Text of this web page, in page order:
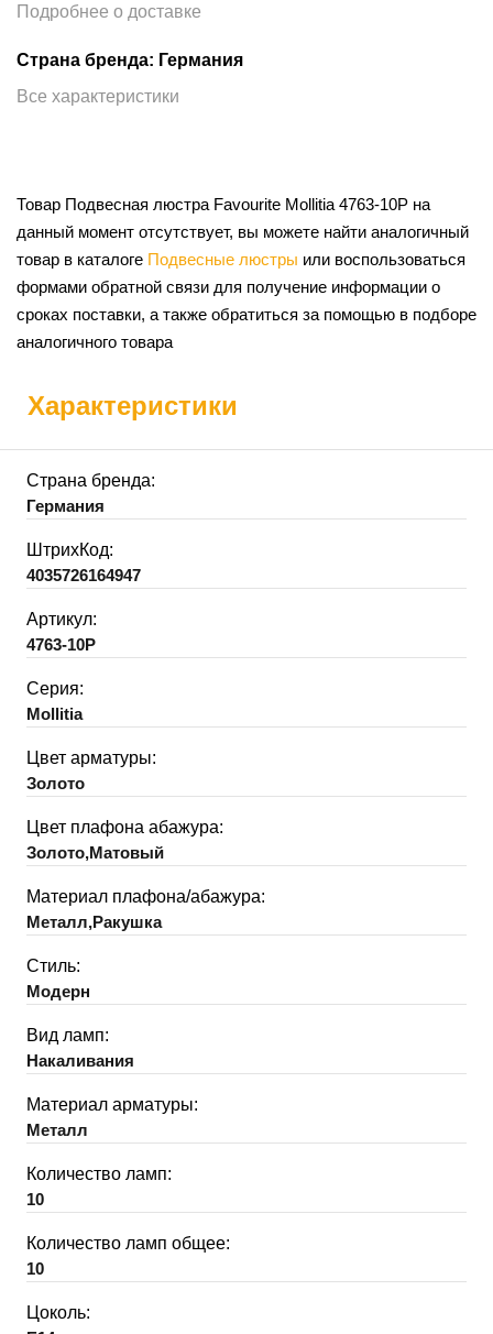
Подробнее о доставке
Страна бренда: Германия
Все характеристики
Товар Подвесная люстра Favourite Mollitia 4763-10P на
данный момент отсутствует, вы можете найти аналогичный
товар в каталоге Подвесные люстры или воспользоваться
формами обратной связи для получение информации о
сроках поставки, а также обратиться за помощью в подборе
аналогичного товара
Характеристики
Страна бренда:
Германия
ШтрихКод:
4035726164947
Артикул:
4763-10P
Серия:
Mollitia
Цвет арматуры:
Золото
Цвет плафона абажура:
Золото,Матовый
Материал плафона/абажура:
Металл,Ракушка
Стиль:
Модерн
Вид ламп:
Накаливания
Материал арматуры:
Металл
Количество ламп:
10
Количество ламп общее:
10
Цоколь: